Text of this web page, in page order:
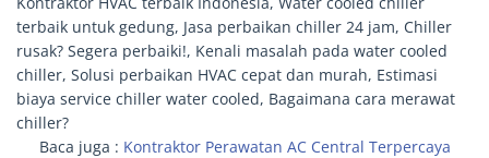
Baca juga : Kontraktor Perawatan AC Central Terpercaya